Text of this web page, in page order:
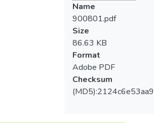
Name
900801.pdf
Size
86.63 KB
Format
Adobe PDF
Checksum